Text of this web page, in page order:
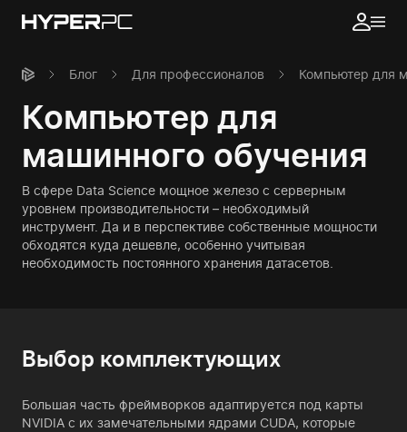
Блог Для профессионалов Компьютер для
Компьютер для
машинного обучения
В сфере Data Science мощное железо с серверным
уровнем производительности – необходимый
инструмент. Да и в перспективе собственные мощности
обходятся куда дешевле, особенно учитывая
необходимость постоянного хранения датасетов.
Выбор комплектующих
Большая часть фреймворков адаптируется под карты
NVIDIA с их замечательными ядрами CUDA, которые